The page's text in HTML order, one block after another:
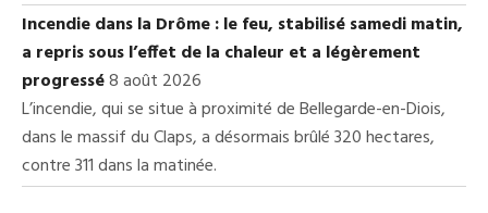
Incendie dans la Drôme : le feu, stabilisé samedi matin,
a repris sous l’effet de la chaleur et a légèrement
progressé8 août 2026
L’incendie, qui se situe à proximité de Bellegarde-en-Diois,
dans le massif du Claps, a désormais brûlé 320 hectares,
contre 311 dans la matinée.